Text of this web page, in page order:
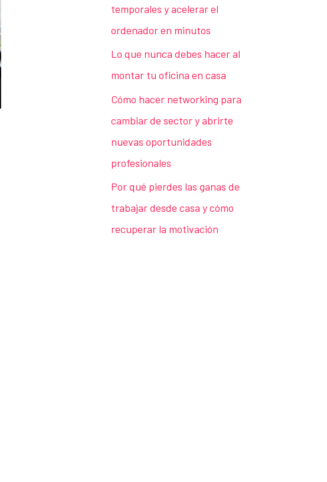
temporales y acelerar el
ordenador en minutos
Lo que nunca debes hacer al
montar tu oficina en casa
Cómo hacer networking para
cambiar de sector y abrirte
nuevas oportunidades
profesionales
Por qué pierdes las ganas de
trabajar desde casa y cómo
recuperar la motivación